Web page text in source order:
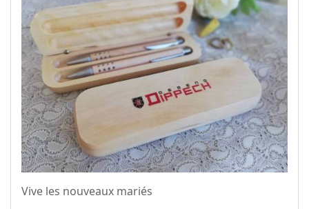
Vive les nouveaux mariés